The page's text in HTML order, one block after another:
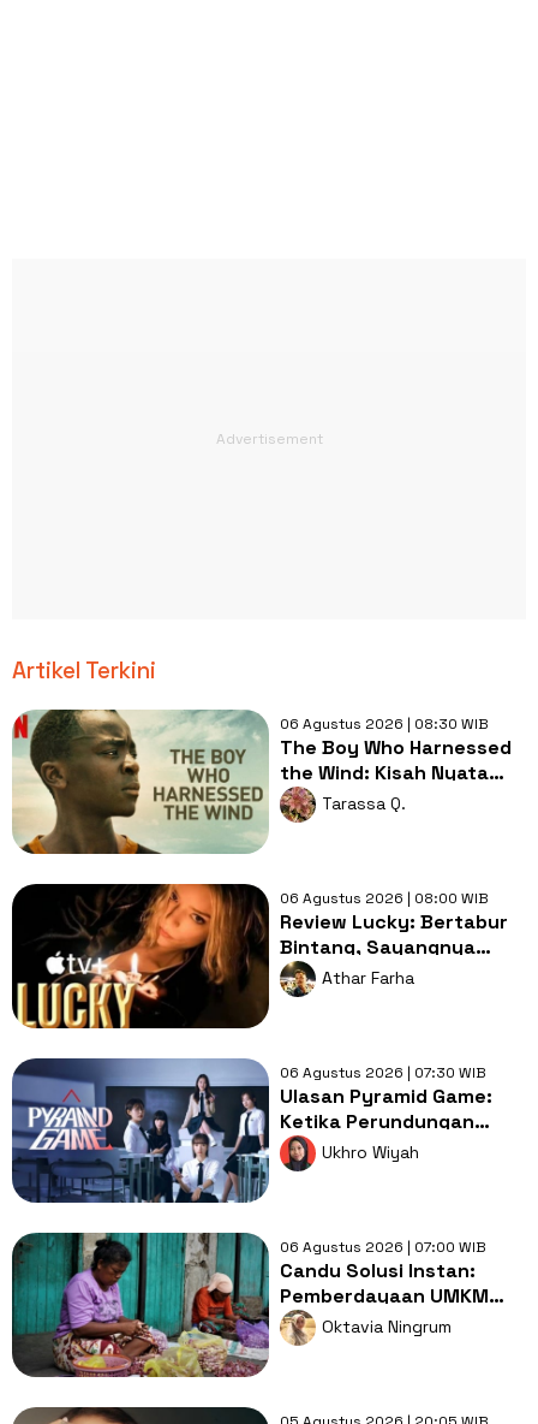
Artikel Terkini
06 Agustus 2026 | 08:30 WIB
The Boy Who Harnessed
the Wind: Kisah Nyata
Remaja yang
Menyelamatkan Desa
Tarassa Q.
06 Agustus 2026 | 08:00 WIB
Review Lucky: Bertabur
Bintang, Sayangnya
Naskah Terlalu Dangkal
Dinikmati
Athar Farha
06 Agustus 2026 | 07:30 WIB
Ulasan Pyramid Game:
Ketika Perundungan
Menjadi Hal yang
Dianggap Wajar
Ukhro Wiyah
06 Agustus 2026 | 07:00 WIB
Candu Solusi Instan:
Pemberdayaan UMKM
atau Kegagalan Cipta
Lapangan Kerja?
Oktavia Ningrum